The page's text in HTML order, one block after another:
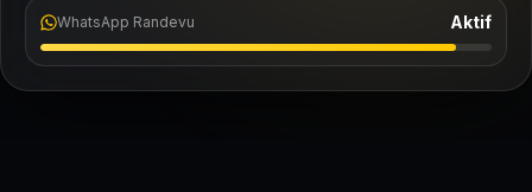
WhatsApp Randevu Aktif